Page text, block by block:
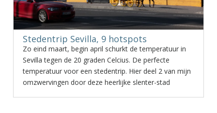
Stedentrip Sevilla, 9 hotspots
Zo eind maart, begin april schurkt de temperatuur in
Sevilla tegen de 20 graden Celcius. De perfecte
temperatuur voor een stedentrip. Hier deel 2 van mijn
omzwervingen door deze heerlijke slenter-stad